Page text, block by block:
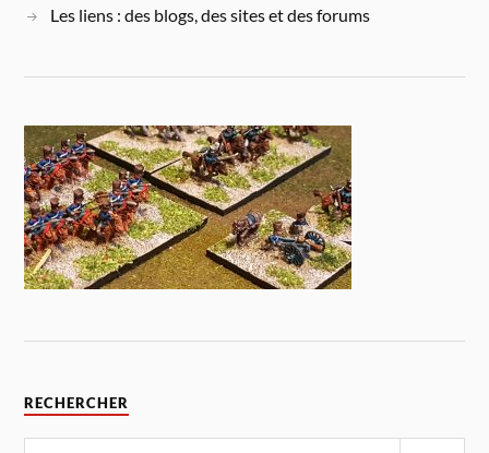
Les liens : des blogs, des sites et des forums
RECHERCHER